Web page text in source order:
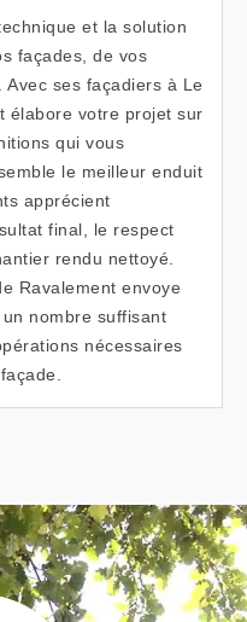
et la solution
façades, de vos
ses façadiers à Le
élabore votre projet sur
qui vous
le meilleur enduit
apprécient
final, le respect
rendu nettoyé.
Ravalement envoye
nombre suffisant
nécessaires